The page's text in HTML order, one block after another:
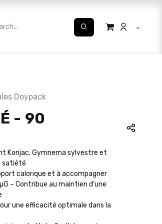
Doypack
- 90
Konjac, Gymnema sylvestre et
satiété
calorique et à accompagner
– Contribue au maintien d’une
une efficacité optimale dans la